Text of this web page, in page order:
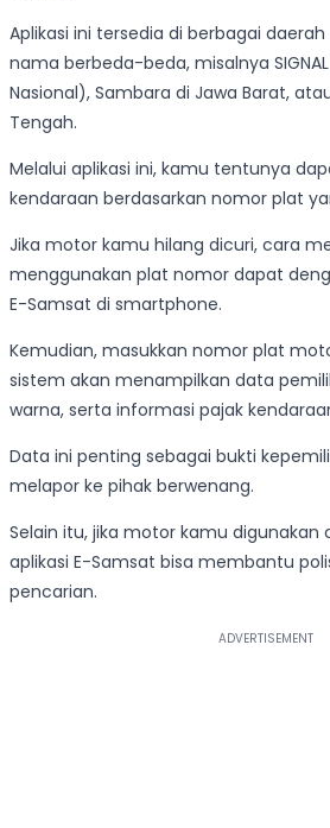
Aplikasi ini tersedia di berbagai
nama berbeda-beda, misalnya
Nasional), Sambara di Jawa Barat,
Tengah.
Melalui aplikasi ini, kamu tentunya
kendaraan berdasarkan nomor plat
Jika motor kamu hilang dicuri, cara
menggunakan plat nomor dapat
E-Samsat di smartphone.
Kemudian, masukkan nomor plat
sistem akan menampilkan data
warna, serta informasi pajak
Data ini penting sebagai bukti
melapor ke pihak berwenang.
Selain itu, jika motor kamu digunakan
aplikasi E-Samsat bisa membantu
pencarian.